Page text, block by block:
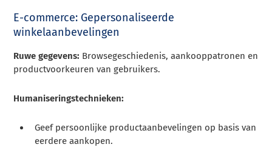
E-commerce: Gepersonaliseerde
winkelaanbevelingen
Ruwe gegevens: Browsegeschiedenis, aankooppatronen en
productvoorkeuren van gebruikers.
Humaniseringstechnieken:
Geef persoonlijke productaanbevelingen op basis van
eerdere aankopen.